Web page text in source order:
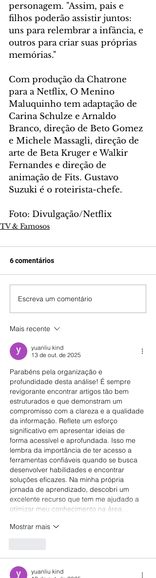
personagem. "Assim, pais e
filhos poderão assistir juntos:
uns para relembrar a infância, e
outros para criar suas próprias
memórias."
Com produção da Chatrone
para a Netflix, O Menino
Maluquinho tem adaptação de
Carina Schulze e Arnaldo
Branco, direção de Beto Gomez
e Michele Massagli, direção de
arte de Beta Kruger e Walkir
Fernandes e direção de
animação de Fits. Gustavo
Suzuki é o roteirista-chefe.
Foto: Divulgação/Netflix
TV & Famosos
6 comentários
Escreva um comentário
Mais recente
yuanliu kind
13 de out. de 2025
Parabéns pela organização e
profundidade desta análise! É sempre
revigorante encontrar artigos tão bem
estruturados e que demonstram um
compromisso com a clareza e a qualidade
da informação. Reflete um esforço
significativo em apresentar ideias de
forma acessível e aprofundada. Isso me
lembra da importância de ter acesso a
ferramentas confiáveis quando se busca
desenvolver habilidades e encontrar
soluções eficazes. Na minha própria
jornada de aprendizado, descobri um
excelente recurso que tem me ajudado a
otimizar meu conhecimento na área…
Mostrar mais
yuanliu kind